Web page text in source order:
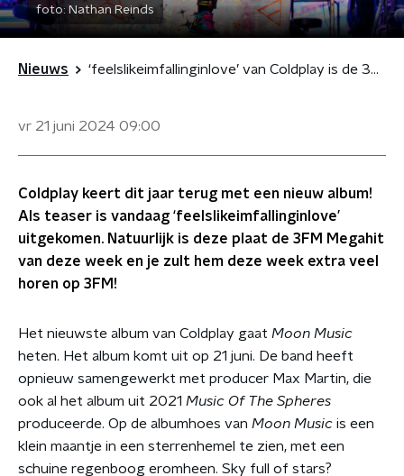
foto: Nathan Reinds
Nieuws ‘feelslikeimfallinginlove’ van Coldplay is de 3FM Megahit van deze week
vr 21 juni 2024 09:00
Coldplay keert dit jaar terug met een nieuw album!
Als teaser is vandaag ‘feelslikeimfallinginlove’
uitgekomen. Natuurlijk is deze plaat de 3FM Megahit
van deze week en je zult hem deze week extra veel
horen op 3FM!
Het nieuwste album van Coldplay gaat Moon Music
heten. Het album komt uit op 21 juni. De band heeft
opnieuw samengewerkt met producer Max Martin, die
ook al het album uit 2021 Music Of The Spheres
produceerde. Op de albumhoes van Moon Music is een
klein maantje in een sterrenhemel te zien, met een
schuine regenboog eromheen. Sky full of stars?